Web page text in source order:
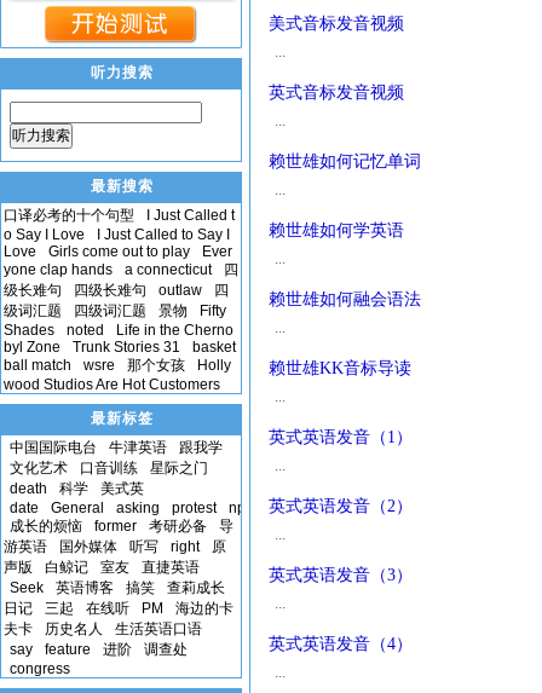
美式音标发音视频
...
英式音标发音视频
...
赖世雄如何记忆单词
...
赖世雄如何学英语
...
赖世雄如何融会语法
...
赖世雄KK音标导读
...
英式英语发音（1）
...
英式英语发音（2）
...
英式英语发音（3）
...
英式英语发音（4）
...
听力搜索
听力搜索
最新搜索
口译必考的十个句型
I Just Called t
o Say I Love
I Just Called to Say I
Love
Girls come out to play
Ever
yone clap hands
a connecticut
四
级长难句
四级长难句 outlaw
四
级词汇题
四级词汇题 景物
Fifty
Shades
noted
Life in the Cherno
byl Zone
Trunk Stories 31
basket
ball match
wsre 那个女孩
Holly
wood Studios Are Hot Customers
最新标签
中国国际电台
牛津英语
跟我学
文化艺术
口音训练
星际之门
death
科学
美式英
date
General asking protest
npr
成长的烦恼
former 考研必备
导
游英语
国外媒体 听写 right
原
声版
白鲸记 室友
直捷英语
Seek
英语博客 搞笑
查莉成长
日记
三起 在线听 PM
海边的卡
夫卡
历史名人
生活英语口语
say
feature 进阶
调查处
congress